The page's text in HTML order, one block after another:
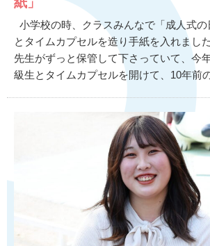
小学校の時、クラスみんなで「成人式の
とタイムカプセルを造り手紙を入れまし
先生がずっと保管して下さっていて、今
級生とタイムカプセルを開けて、10年前